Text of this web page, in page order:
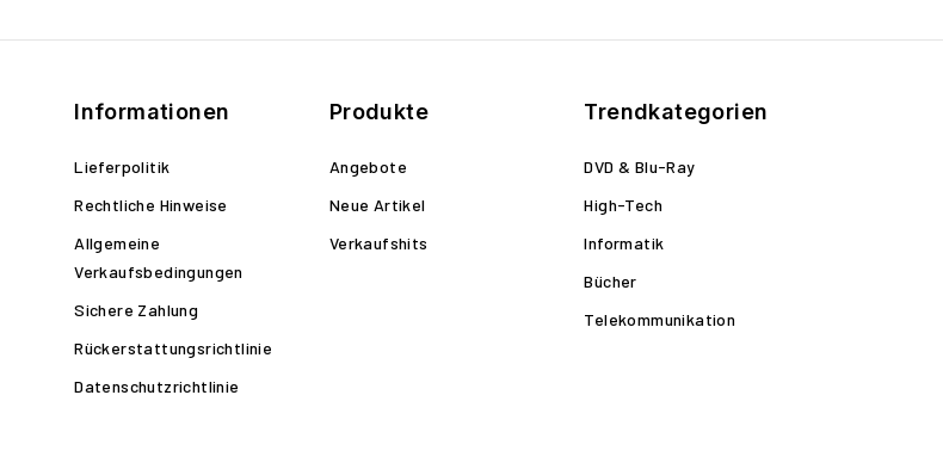
Informationen
Lieferpolitik
Rechtliche Hinweise
Allgemeine
Verkaufsbedingungen
Sichere Zahlung
Rückerstattungsrichtlinie
Datenschutzrichtlinie
Produkte
Angebote
Neue Artikel
Verkaufshits
Trendkategorien
DVD & Blu-Ray
High-Tech
Informatik
Bücher
Telekommunikation